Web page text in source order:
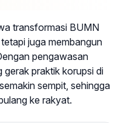
transformasi BUMN
juga membangun
pengawasan
gerak praktik korupsi di
sempit, sehingga
ke rakyat.